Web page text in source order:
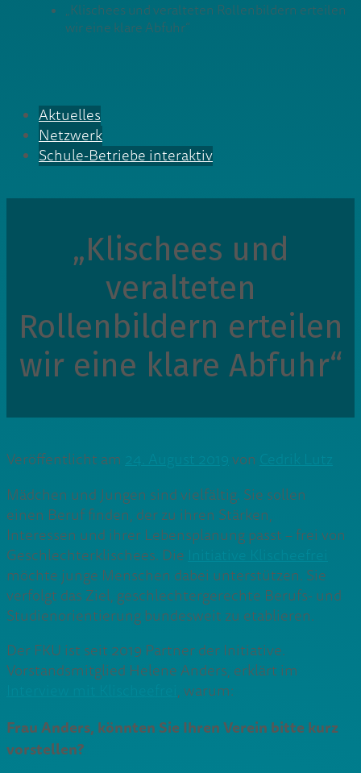
„Klischees und veralteten Rollenbildern erteilen
wir eine klare Abfuhr“
Aktuelles
Netzwerk
Schule-Betriebe interaktiv
„Klischees und
veralteten
Rollenbildern erteilen
wir eine klare Abfuhr“
Veröffentlicht am von
Mädchen und Jungen sind vielfältig. Sie sollen
einen Beruf finden, der zu ihren Stärken,
Interessen und ihrer Lebensplanung passt – frei von
Geschlechterklischees. Die
möchte junge Menschen dabei unterstützen. Sie
verfolgt das Ziel, geschlechtergerechte Berufs- und
Studienorientierung bundesweit zu etablieren.
Der FKU ist seit 2019 Partner der Initiative.
Vorstandsmitglied Helene Anders, erklärt im
, warum:
Frau Anders, könnten Sie Ihren Verein bitte kurz
vorstellen?